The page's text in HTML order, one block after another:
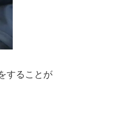
することが